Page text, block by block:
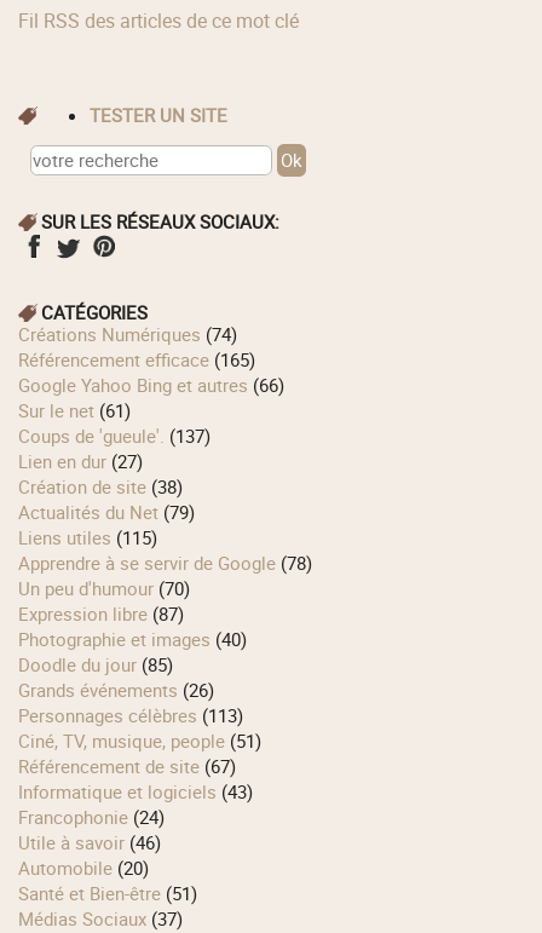
Fil RSS des articles de ce mot clé
TESTER UN SITE
SUR LES RÉSEAUX SOCIAUX:
CATÉGORIES
Créations Numériques (74)
Référencement efficace (165)
Google Yahoo Bing et autres (66)
Sur le net (61)
Coups de 'gueule'. (137)
Lien en dur (27)
Création de site (38)
Actualités du Net (79)
Liens utiles (115)
Apprendre à se servir de Google (78)
Un peu d'humour (70)
Expression libre (87)
Photographie et images (40)
Doodle du jour (85)
Grands événements (26)
Personnages célèbres (113)
Ciné, TV, musique, people (51)
Référencement de site (67)
Informatique et logiciels (43)
Francophonie (24)
Utile à savoir (46)
Automobile (20)
Santé et Bien-être (51)
Médias Sociaux (37)